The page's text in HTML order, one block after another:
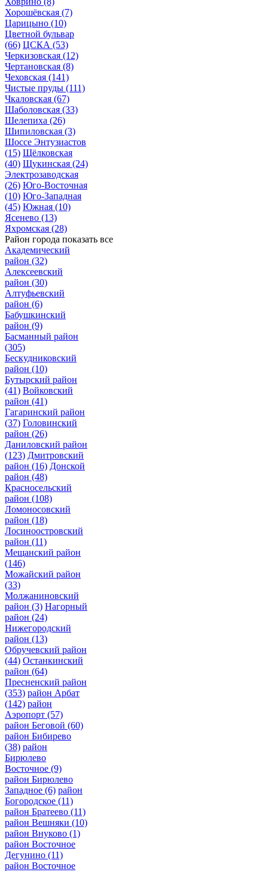
Хорошёвская (7)
Царицыно (10)
Цветной бульвар
(66) ЦСКА (53)
Черкизовская (12)
Чертановская (8)
Чеховская (141)
Чистые пруды (111)
Чкаловская (67)
Шаболовская (33)
Шелепиха (26)
Шипиловская (3)
Шоссе Энтузиастов
(15) Щёлковская
(40) Щукинская (24)
Электрозаводская
(26) Юго-Восточная
(10) Юго-Западная
(45) Южная (10)
Ясенево (13)
Яхромская (28)
Район города показать все
Академический
район (32)
Алексеевский
район (30)
Алтуфьевский
район (6)
Бабушкинский
район (9)
Басманный район
(305)
Бескудниковский
район (10)
Бутырский район
(41) Войковский
район (41)
Гагаринский район
(37) Головинский
район (26)
Даниловский район
(123) Дмитровский
район (16) Донской
район (48)
Красносельский
район (108)
Ломоносовский
район (18)
Лосиноостровский
район (11)
Мещанский район
(146)
Можайский район
(33)
Молжаниновский
район (3) Нагорный
район (24)
Нижегородский
район (13)
Обручевский район
(44) Останкинский
район (64)
Пресненский район
(353) район Арбат
(142) район
Аэропорт (57)
район Беговой (60)
район Бибирево
(38) район
Бирюлево
Восточное (9)
район Бирюлево
Западное (6) район
Богородское (11)
район Братеево (11)
район Вешняки (10)
район Внуково (1)
район Восточное
Дегунино (11)
район Восточное